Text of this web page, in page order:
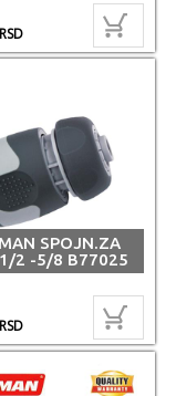
RSD
SPOJN.ZA
2 -5/8 B77025
RSD